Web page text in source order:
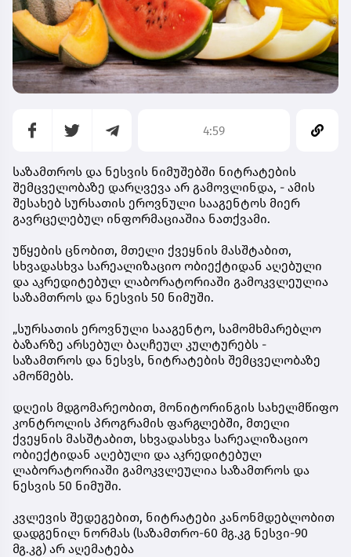
4:59
საზამთროს და ნესვის ნიმუშებში ნიტრატების
შემცველობაზე დარღვევა არ გამოვლინდა, - ამის
შესახებ სურსათის ეროვნული სააგენტოს მიერ
გავრცელებულ ინფორმაციაშია ნათქვამი.
უწყების ცნობით, მთელი ქვეყნის მასშტაბით,
სხვადასხვა სარეალიზაციო ობიექტიდან აღებული
და აკრედიტებულ ლაბორატორიაში გამოკვლეულია
საზამთროს და ნესვის 50 ნიმუში.
„სურსათის ეროვნული სააგენტო, სამომხმარებლო
ბაზარზე არსებულ ბაღჩეულ კულტურებს -
საზამთროს და ნესვს, ნიტრატების შემცველობაზე
ამოწმებს.
დღეის მდგომარეობით, მონიტორინგის სახელმწიფო
კონტროლის პროგრამის ფარგლებში, მთელი
ქვეყნის მასშტაბით, სხვადასხვა სარეალიზაციო
ობიექტიდან აღებული და აკრედიტებულ
ლაბორატორიაში გამოკვლეულია საზამთროს და
ნესვის 50 ნიმუში.
კვლევის შედეგებით, ნიტრატები კანონმდებლობით
დადგენილ ნორმას (საზამთრო-60 მგ.კგ ნესვი-90
მგ.კგ) არ აღემატება